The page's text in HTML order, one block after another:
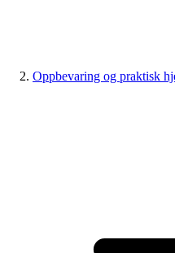
Oppbevaring og praktisk